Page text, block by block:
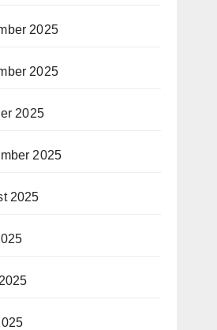
2025
2025
2025
2025
2025